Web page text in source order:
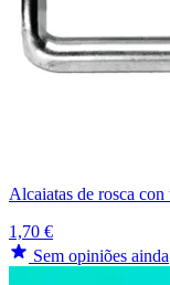
Alcaiatas de rosca con
1,70 €
Sem opiniões ainda